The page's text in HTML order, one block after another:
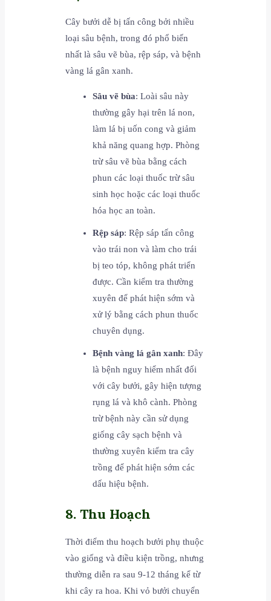
Cây bưởi dễ bị tấn công bởi nhiều
loại sâu bệnh, trong đó phổ biến
nhất là sâu vẽ bùa, rệp sáp, và bệnh
vàng lá gân xanh.
Sâu vẽ bùa: Loài sâu này
thường gây hại trên lá non,
làm lá bị uốn cong và giảm
khả năng quang hợp. Phòng
trừ sâu vẽ bùa bằng cách
phun các loại thuốc trừ sâu
sinh học hoặc các loại thuốc
hóa học an toàn.
Rệp sáp: Rệp sáp tấn công
vào trái non và làm cho trái
bị teo tóp, không phát triển
được. Cần kiểm tra thường
xuyên để phát hiện sớm và
xử lý bằng cách phun thuốc
chuyên dụng.
Bệnh vàng lá gân xanh: Đây
là bệnh nguy hiểm nhất đối
với cây bưởi, gây hiện tượng
rụng lá và khô cành. Phòng
trừ bệnh này cần sử dụng
giống cây sạch bệnh và
thường xuyên kiểm tra cây
trồng để phát hiện sớm các
dấu hiệu bệnh.
8. Thu Hoạch
Thời điểm thu hoạch bưởi phụ thuộc
vào giống và điều kiện trồng, nhưng
thường diễn ra sau 9-12 tháng kể từ
khi cây ra hoa. Khi vỏ bưởi chuyển